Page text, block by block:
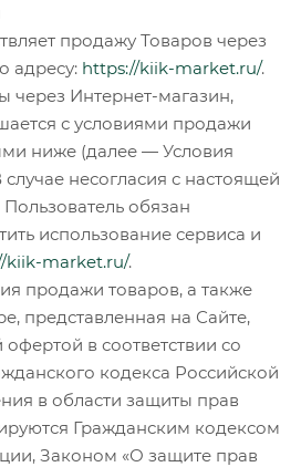
продажу Товаров через
адресу: https://kiik-market.ru/.
через Интернет-магазин,
с условиями продажи
ниже (далее — Условия
несогласия с настоящей
обязан
использование сервиса и
kiik-market.ru/.
продажи товаров, а также
представленная на Сайте,
в соответствии со
кодекса Российской
в области защиты прав
Гражданским кодексом
Законом «О защите прав